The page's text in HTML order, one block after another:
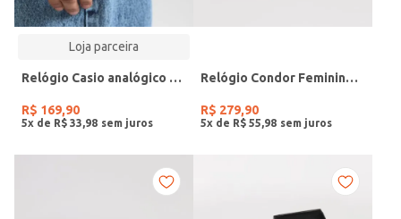
Loja parceira
Relógio Casio analógico MW-240-4BVDF-SC
R$ 169,90
5x de R$ 33 98
Relógio Condor Feminino DOURADO
R$ 279,90
5x de R$ 55 98